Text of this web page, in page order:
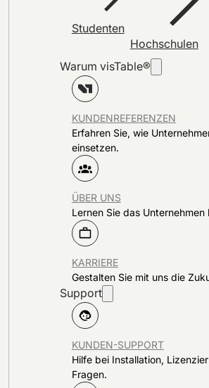
Studenten
Hochschulen
Warum visTable®
KUNDENREFERENZEN
Erfahren Sie, wie
einsetzen.
ÜBER UNS
Lernen Sie das
KARRIERE
Gestalten Sie mit uns die
Support
KUNDEN-SUPPORT
Hilfe bei Installation,
Fragen.